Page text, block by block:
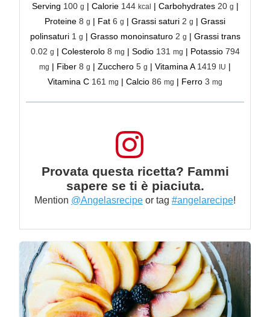
Serving 100 g | Calorie 144 kcal | Carbohydrates 20 g |
Proteine 8 g | Fat 6 g | Grassi saturi 2 g | Grassi
polinsaturi 1 g | Grasso monoinsaturo 2 g | Grassi trans
0.02 g | Colesterolo 8 mg | Sodio 131 mg | Potassio 794
mg | Fiber 8 g | Zucchero 5 g | Vitamina A 1419 IU |
Vitamina C 161 mg | Calcio 86 mg | Ferro 3 mg
Provata questa ricetta? Fammi
sapere se ti è piaciuta.
Mention @Angelasrecipe or tag #angelarecipe!